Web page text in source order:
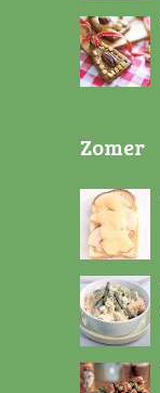
Zomer